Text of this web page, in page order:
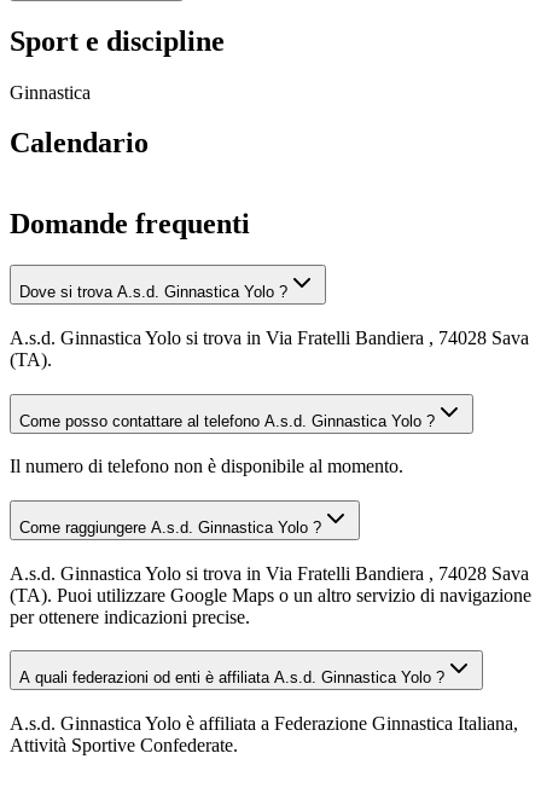
Sport e discipline
Ginnastica
Calendario
Domande frequenti
Dove si trova A.s.d. Ginnastica Yolo ?
A.s.d. Ginnastica Yolo si trova in Via Fratelli Bandiera , 74028 Sava
(TA).
Come posso contattare al telefono A.s.d. Ginnastica Yolo ?
Il numero di telefono non è disponibile al momento.
Come raggiungere A.s.d. Ginnastica Yolo ?
A.s.d. Ginnastica Yolo si trova in Via Fratelli Bandiera , 74028 Sava
(TA). Puoi utilizzare Google Maps o un altro servizio di navigazione
per ottenere indicazioni precise.
A quali federazioni od enti è affiliata A.s.d. Ginnastica Yolo ?
A.s.d. Ginnastica Yolo è affiliata a Federazione Ginnastica Italiana,
Attività Sportive Confederate.